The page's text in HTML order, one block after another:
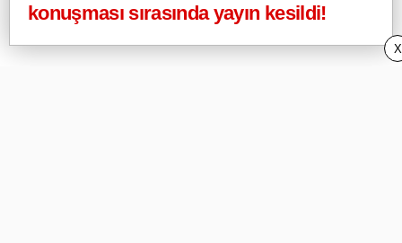
konuşması sırasında yayın kesildi!
X